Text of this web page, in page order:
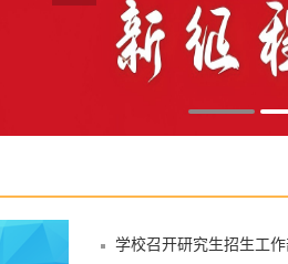
学校召开研究生招生工